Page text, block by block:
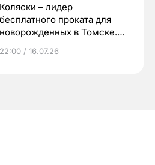
Коляски – лидер
бесплатного проката для
новорожденных в Томске.
22:00 / 16.07.26